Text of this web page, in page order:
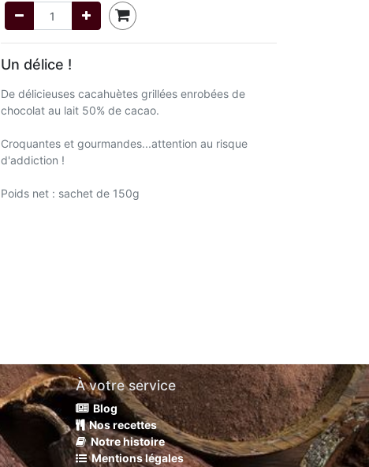
Un délice !
De délicieuses cacahuètes grillées enrobées de
chocolat au lait 50% de cacao.
Croquantes et gourmandes...attention au risque
d'addiction !
Poids net : sachet de 150g
À votre service
Blog
Nos recettes
Notre histoire
Mentions légales